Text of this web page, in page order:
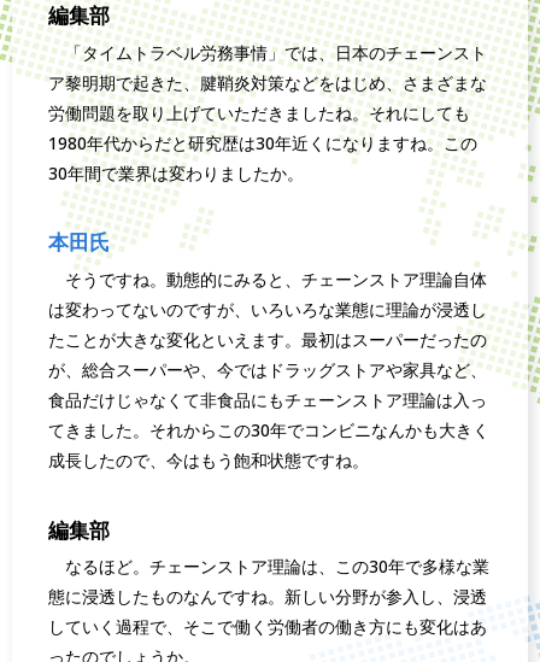
編集部
「タイムトラベル労務事情」では、日本のチェーンスト
ア黎明期で起きた、腱鞘炎対策などをはじめ、さまざまな
労働問題を取り上げていただきましたね。それにしても
1980年代からだと研究歴は30年近くになりますね。この
30年間で業界は変わりましたか。
本田氏
そうですね。動態的にみると、チェーンストア理論自体
は変わってないのですが、いろいろな業態に理論が浸透し
たことが大きな変化といえます。最初はスーパーだったの
が、総合スーパーや、今ではドラッグストアや家具など、
食品だけじゃなくて非食品にもチェーンストア理論は入っ
てきました。それからこの30年でコンビニなんかも大きく
成長したので、今はもう飽和状態ですね。
編集部
なるほど。チェーンストア理論は、この30年で多様な業
態に浸透したものなんですね。新しい分野が参入し、浸透
していく過程で、そこで働く労働者の働き方にも変化はあ
ったのでしょうか。